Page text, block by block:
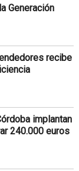
Generación
recibe
implantan
240.000 euros